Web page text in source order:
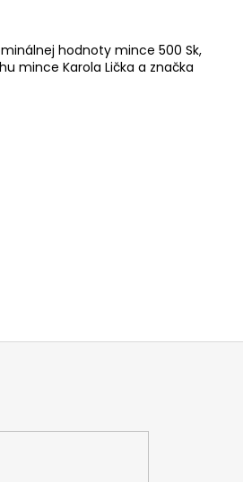
hodnoty mince 500 Sk,
mince Karola Lička a značka